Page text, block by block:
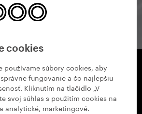
cookies
používame súbory cookies, aby
fungovanie a čo najlepšiu
Kliknutím na tlačidlo „V
svoj súhlas s použitím cookies na
analytické, marketingové.
prihlásiť sa na odber
Yedoo
279 592 info@yedoo.cz